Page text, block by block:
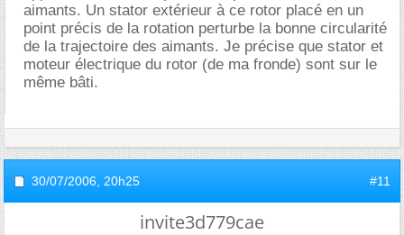
aimants. Un stator extérieur à ce rotor placé en un
point précis de la rotation perturbe la bonne circularité
de la trajectoire des aimants. Je précise que stator et
moteur électrique du rotor (de ma fronde) sont sur le
même bâti.
30/07/2006, 20h25 #11
invite3d779cae